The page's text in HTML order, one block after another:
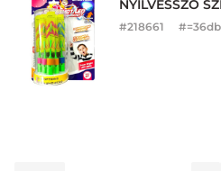
NYÍLVESSZŐ
#218661